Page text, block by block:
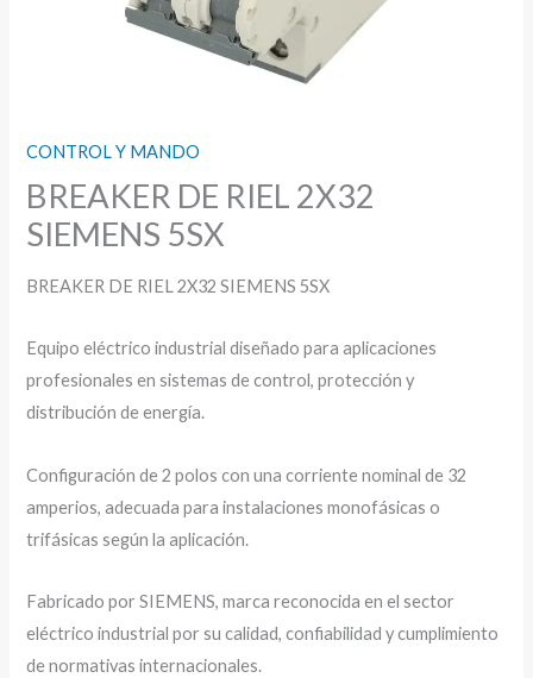
CONTROL Y MANDO
BREAKER DE RIEL 2X32
SIEMENS 5SX
BREAKER DE RIEL 2X32 SIEMENS 5SX
Equipo eléctrico industrial diseñado para aplicaciones
profesionales en sistemas de control, protección y
distribución de energía.
Configuración de 2 polos con una corriente nominal de 32
amperios, adecuada para instalaciones monofásicas o
trifásicas según la aplicación.
Fabricado por SIEMENS, marca reconocida en el sector
eléctrico industrial por su calidad, confiabilidad y cumplimiento
de normativas internacionales.